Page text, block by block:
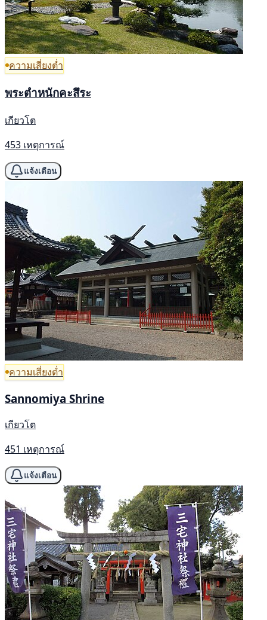
ความเสี่ยงต่ำ
พระตำหนักคะสึระ
เกียวโต
453 เหตุการณ์
แจ้งเตือน
ความเสี่ยงต่ำ
Sannomiya Shrine
เกียวโต
451 เหตุการณ์
แจ้งเตือน